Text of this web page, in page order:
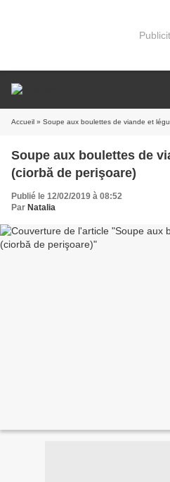
Accueil » Soupe aux boulettes de viande et
Soupe aux boulettes de
(ciorbă de perişoare)
Publié le 12/02/2019 à 08:52
Par Natalia